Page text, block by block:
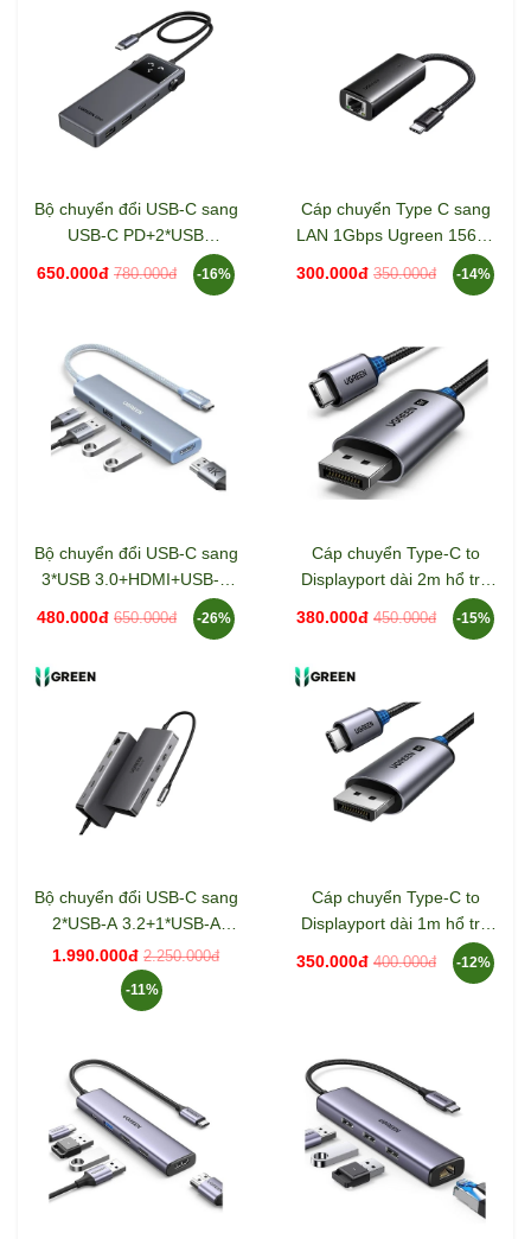
Bộ chuyển đổi USB-C sang
USB-C PD+2*USB
3.2+2*USB-C 3.2+HDMI
Groovy Robot Uno Ugreen
650.000đ 780.000đ -16%
Cáp chuyển Type C sang
LAN 1Gbps Ugreen 15637
300.000đ 350.000đ -14%
Bộ chuyển đổi USB-C sang
3*USB 3.0+HDMI+USB-C
hỗ trợ 4K Ugreen 35581
480.000đ 650.000đ -26%
Cáp chuyển Type-C to
Displayport dài 2m hổ trợ
8K Ugreen 25158
380.000đ 450.000đ -15%
Bộ chuyển đổi USB-C sang
2*USB-A 3.2+1*USB-A
3.0+1*USB-C 3.2+2*HDMI
8K@30Hz+LAN+SD/TF+3.5
mm Ugreen 15965
1.990.000đ 2.250.000đ
-11%
Cáp chuyển Type-C to
Displayport dài 1m hổ trợ
8K Ugreen 25157
350.000đ 400.000đ -12%